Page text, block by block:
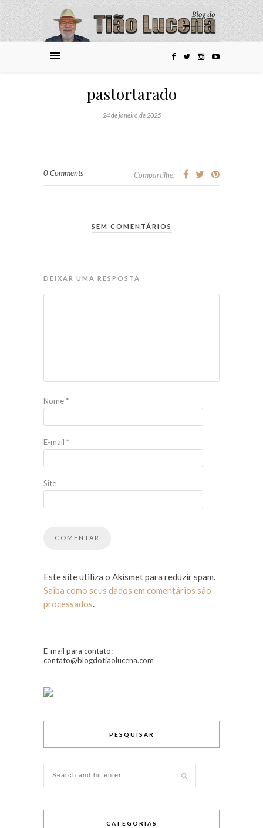
pastortarado
24 de janeiro de 2025
0 Comments Compartilhe:
SEM COMENTÁRIOS
DEIXAR UMA RESPOSTA
Nome*
E-mail *
Site
Este site utiliza o Akismet para reduzir spam.
Saiba como seus dados em comentários são
processados.
E-mail para contato:
contato@blogdotiaolucena.com
PESQUISAR
CATEGORIAS